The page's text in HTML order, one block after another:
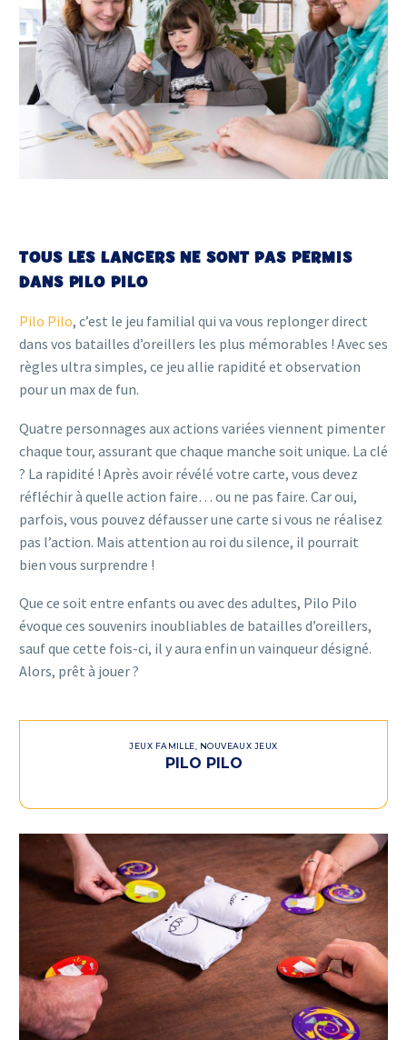
TOUS LES LANCERS NE SONT PAS PERMIS
DANS PILO PILO
Pilo Pilo, c’est le jeu familial qui va vous replonger direct
dans vos batailles d’oreillers les plus mémorables ! Avec ses
règles ultra simples, ce jeu allie rapidité et observation
pour un max de fun.
Quatre personnages aux actions variées viennent pimenter
chaque tour, assurant que chaque manche soit unique. La clé
? La rapidité ! Après avoir révélé votre carte, vous devez
réfléchir à quelle action faire… ou ne pas faire. Car oui,
parfois, vous pouvez défausser une carte si vous ne réalisez
pas l’action. Mais attention au roi du silence, il pourrait
bien vous surprendre !
Que ce soit entre enfants ou avec des adultes, Pilo Pilo
évoque ces souvenirs inoubliables de batailles d’oreillers,
sauf que cette fois-ci, il y aura enfin un vainqueur désigné.
Alors, prêt à jouer ?
JEUX FAMILLE NOUVEAUX JEUX
PILO PILO